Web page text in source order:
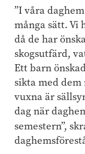
”I våra
många sätt. Vi
då de har
skogsutfärd,
Ett barn
sikta med
vuxna är
dag när
semestern”,